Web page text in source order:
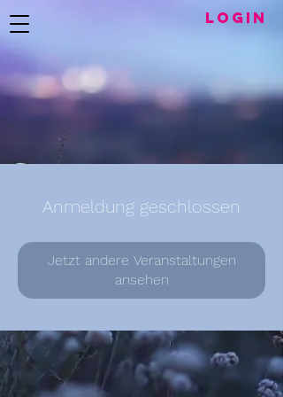
LogIN
Anmeldung geschlossen
Jetzt andere Veranstaltungen
ansehen